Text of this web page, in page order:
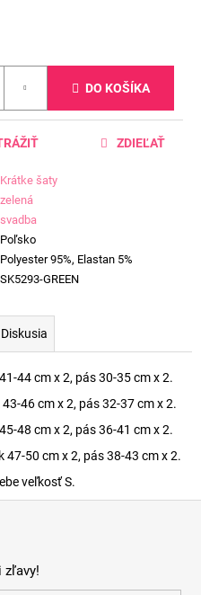
DO KOŠÍKA
Krátke šaty
zelená
svadba
Poľsko
Polyester 95%, Elastan 5%
SK5293-GREEN
ZDIEĽAŤ
Diskusia
44 cm x 2, pás 30-35 cm x 2.
46 cm x 2, pás 32-37 cm x 2.
48 cm x 2, pás 36-41 cm x 2.
50 cm x 2, pás 38-43 cm x 2.
veľkosť S.
zľavy!